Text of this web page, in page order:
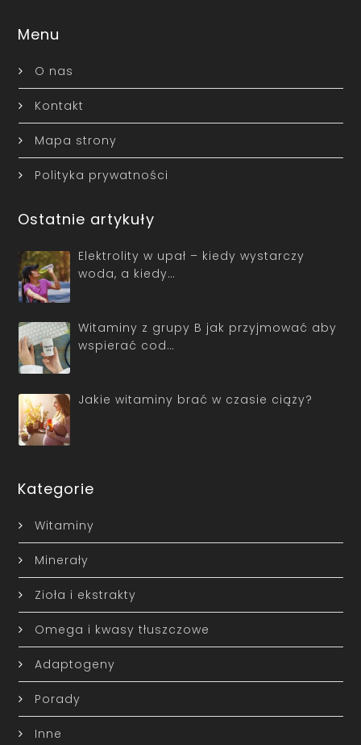
Menu
O nas
Kontakt
Mapa strony
Polityka prywatności
Ostatnie artykuły
Elektrolity w upał – kiedy wystarczy
woda, a kiedy…
Witaminy z grupy B jak przyjmować aby
wspierać cod…
Jakie witaminy brać w czasie ciąży?
Kategorie
Witaminy
Minerały
Zioła i ekstrakty
Omega i kwasy tłuszczowe
Adaptogeny
Porady
Inne